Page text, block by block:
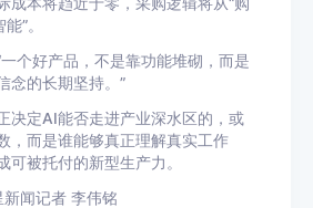
”。
个好产品，不是靠功能堆砌，而是
念的长期坚持。”
决定AI能否走进产业深水区的，或
，而是谁能够真正理解真实工作
可被托付的新型生产力。
闻记者 李伟铭